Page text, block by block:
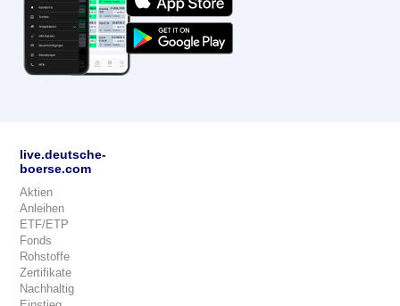
live.deutsche-
boerse.com
Aktien
Anleihen
ETF/ETP
Fonds
Rohstoffe
Zertifikate
Nachhaltig